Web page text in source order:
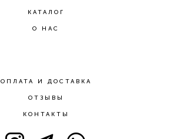
КАТАЛОГ
О НАС
ОПЛАТА И ДОСТАВКА
ОТЗЫВЫ
КОНТАКТЫ